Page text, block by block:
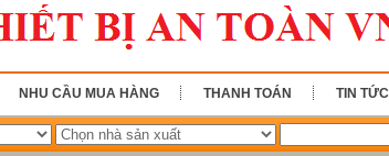
NHU CẦU MUA HÀNG THANH TOÁN TIN TỨC